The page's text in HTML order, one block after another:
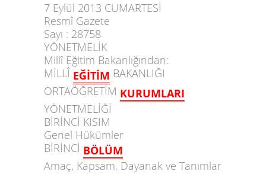
7 Eylül 2013 CUMARTESİ
Resmî Gazete
Sayı : 28758
YÖNETMELİK
Millî Eğitim Bakanlığından:
MİLLÎ EĞİTİM BAKANLIĞI
ORTAÖĞRETİM KURUMLARI
YÖNETMELİĞİ
BİRİNCİ KISIM
Genel Hükümler
BİRİNCİ BÖLÜM
Amaç, Kapsam, Dayanak ve Tanımlar